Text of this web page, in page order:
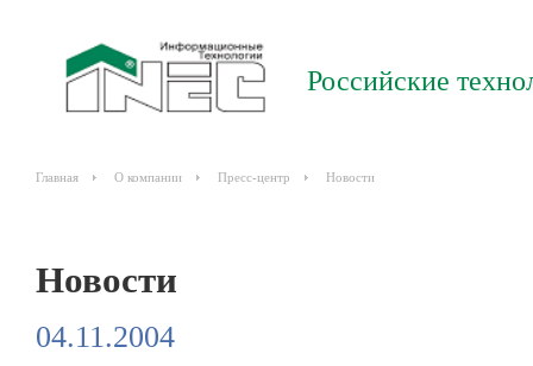
Российские
Главная О компании Пресс-центр Новости
Новости
04.11.2004